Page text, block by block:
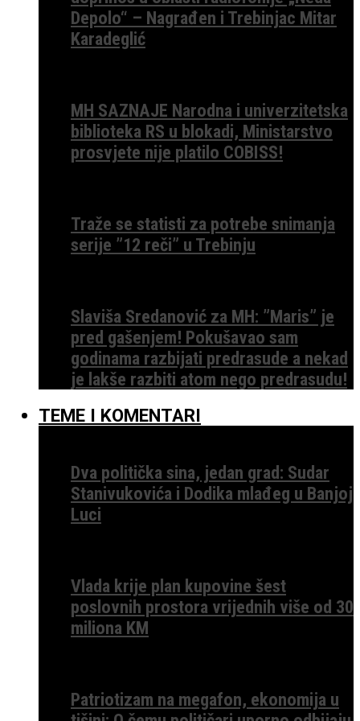
Depolo“ – Nagrađen i Trebinjac Mitar
Karadeglić
MH SAZNAJE Narodna i univerzitetska
biblioteka RS u blokadi, Ministarstvo
prosvjete nije platilo COBISS!
Traže se statisti za potrebe snimanja
serije ”12 reči” u Trebinju
Slaviša Sredanović za MH: ”Maris” je
pred gašenjem! Pokušavao sam
godinama razbijati predrasude a nekad
je lakše razbiti atom nego predrasudu!
TEME I KOMENTARI
Dva politička sina, jedan grad: Sudar
Stanivukovića i Dodika mlađeg u Banjoj
Luci
Vlada krije plan kupovine šest
poslovnih prostora vrijednih više od 30
miliona KM
Patriotizam na megafon, ekonomija u